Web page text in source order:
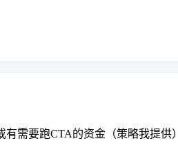
需要跑CTA的资金（策略我提供）